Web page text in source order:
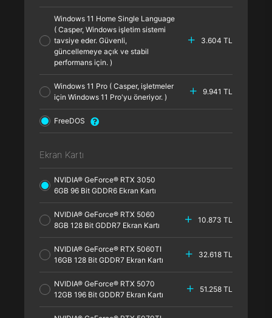
Windows 11 Home Single Language
( Casper, Windows işletim sistemi
tavsiye eder. Güvenli,
güncellemeye açık ve stabil
performans için. )
3.604 TL
Windows 11 Pro ( Casper, işletmeler
için Windows 11 Pro'yu öneriyor. )
9.941 TL
FreeDOS
Ekran Kartı
NVIDIA® GeForce® RTX 3050
6GB 96 Bit GDDR6 Ekran Kartı
NVIDIA® GeForce® RTX 5060
8GB 128 Bit GDDR7 Ekran Kartı
10.873 TL
NVIDIA® GeForce® RTX 5060TI
16GB 128 Bit GDDR7 Ekran Kartı
32.618 TL
NVIDIA® GeForce® RTX 5070
12GB 196 Bit GDDR7 Ekran Kartı
51.258 TL